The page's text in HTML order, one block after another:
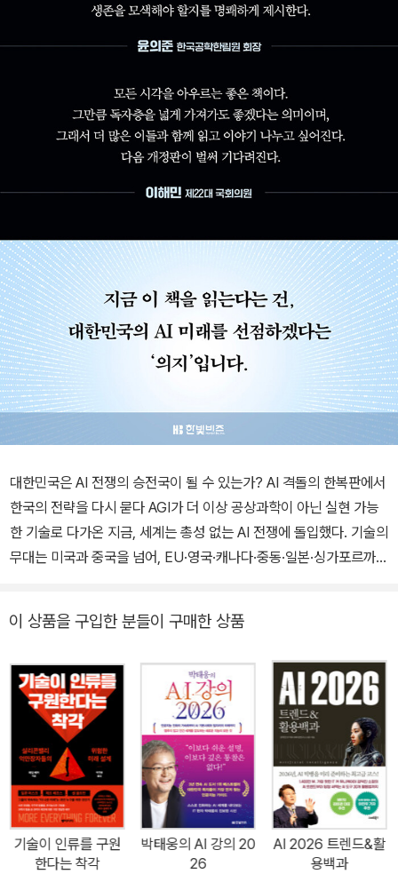
대한민국은 AI 전쟁의 승전국이 될 수 있는가? AI 격돌의 한복판에서
한국의 전략을 다시 묻다 AGI가 더 이상 공상과학이 아닌 실현 가능
한 기술로 다가온 지금, 세계는 총성 없는 AI 전쟁에 돌입했다. 기술의
무대는 미국과 중국을 넘어, EU·영국·캐나다·중동·일본·싱가포르까지
운데서 ‘우리는 어디쯤 와 있고, 어디로 가야 하는가’를 묻는 책이 출
간됐다. 바로 《AI 전쟁 2.0》이다. 이 책은 2023년 출간되어 국내 정
책·산업계에 큰 반향을 불러일으켰던 《AI 전쟁》의 후속작으로, AI 기
술 발전 속도와 글로벌 전략 판도가 근본적으로 바뀐 2년 후 오늘의
위기감을 정밀하게 진단하고, 한국이 선택해야 할 현실적 생존 전략
을 제시한다. 격화되는 세계 패권 전쟁 시대, 우리의 돌파구는 무엇인
가? 《AI 전쟁 2.0》은 단순한 기술 전망서가 아니다. 이 책은 AI라는
인류 최대의 기술이자 위험 요소를 둘러싼 글로벌 정치·경제·산업 패
권 전쟁을 진단하며, 이를 돌파하기 위한 ‘대한민국판 AI 국정 전략
서’와 같다. 전작과 마찬가지로 저자인 하정우 AI미래기획수석과 한
이 상품을 구입한 분들이 구매한 상품
기술이 인류를 구원
한다는 착각
박태웅의 AI 강의 20
26
AI 2026 트렌드&활
용백과